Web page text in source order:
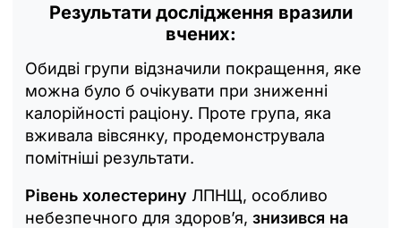
Результати дослідження вразили
вчених:
Обидві групи відзначили покращення, яке
можна було б очікувати при зниженні
калорійності раціону. Проте група, яка
вживала вівсянку, продемонструвала
помітніші результати.
Рівень холестерину ЛПНЩ, особливо
небезпечного для здоров’я, знизився на